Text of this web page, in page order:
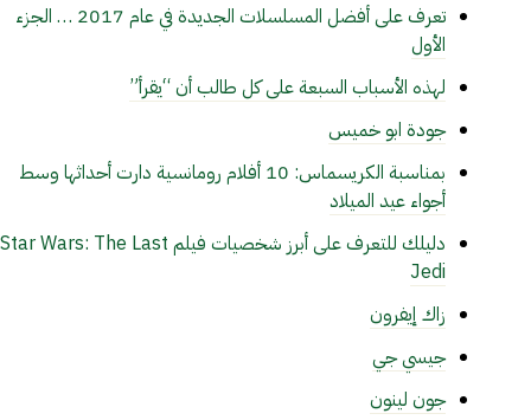
تعرف على أفضل المسلسلات الجديدة في عام 2017 … الجزء
الأول
لهذه الأسباب السبعة على كل طالب أن “يقرأ”
جودة ابو خميس
بمناسبة الكريسماس: 10 أفلام رومانسية دارت أحداثها وسط
أجواء عيد الميلاد
دليلك للتعرف على أبرز شخصيات فيلم Star Wars: The Last
Jedi
زاك إيفرون
جيسي جي
جون لينون